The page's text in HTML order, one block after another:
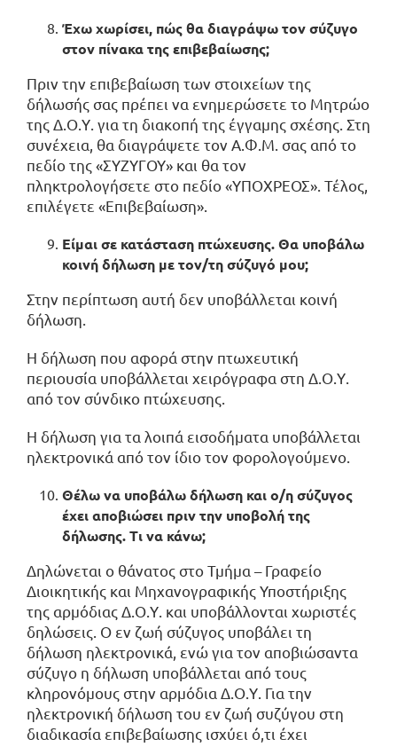
Έχω χωρίσει, πώς θα διαγράψω τον σύζυγο
στον πίνακα της επιβεβαίωσης;
Πριν την επιβεβαίωση των στοιχείων της
δήλωσής σας πρέπει να ενημερώσετε το Μητρώο
της Δ.Ο.Υ. για τη διακοπή της έγγαμης σχέσης. Στη
συνέχεια, θα διαγράψετε τον Α.Φ.Μ. σας από το
πεδίο της «ΣΥΖΥΓΟΥ» και θα τον
πληκτρολογήσετε στο πεδίο «ΥΠΟΧΡΕΟΣ». Τέλος,
επιλέγετε «Επιβεβαίωση».
Είμαι σε κατάσταση πτώχευσης. Θα υποβάλω
κοινή δήλωση με τον/τη σύζυγό μου;
Στην περίπτωση αυτή δεν υποβάλλεται κοινή
δήλωση.
Η δήλωση που αφορά στην πτωχευτική
περιουσία υποβάλλεται χειρόγραφα στη Δ.Ο.Υ.
από τον σύνδικο πτώχευσης.
Η δήλωση για τα λοιπά εισοδήματα υποβάλλεται
ηλεκτρονικά από τον ίδιο τον φορολογούμενο.
Θέλω να υποβάλω δήλωση και ο/η σύζυγος
έχει αποβιώσει πριν την υποβολή της
δήλωσης. Τι να κάνω;
Δηλώνεται ο θάνατος στο Τμήμα – Γραφείο
Διοικητικής και Μηχανογραφικής Υποστήριξης
της αρμόδιας Δ.Ο.Υ. και υποβάλλονται χωριστές
δηλώσεις. Ο εν ζωή σύζυγος υποβάλει τη
δήλωση ηλεκτρονικά, ενώ για τον αποβιώσαντα
σύζυγο η δήλωση υποβάλλεται από τους
κληρονόμους στην αρμόδια Δ.Ο.Υ. Για την
ηλεκτρονική δήλωση του εν ζωή συζύγου στη
διαδικασία επιβεβαίωσης ισχύει ό,τι έχει